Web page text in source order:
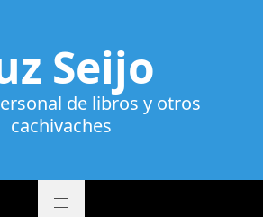
Seijo
de libros y otros
cachivaches